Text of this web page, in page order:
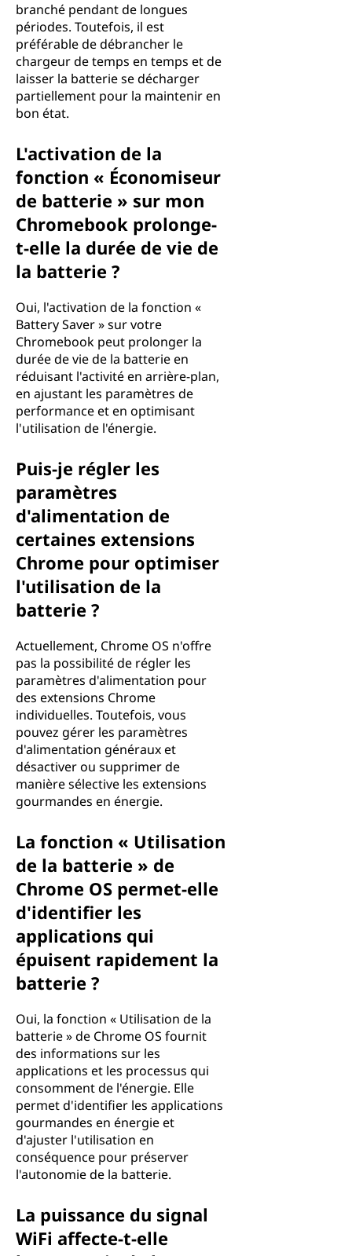
branché pendant de longues
périodes. Toutefois, il est
préférable de débrancher le
chargeur de temps en temps et de
laisser la batterie se décharger
partiellement pour la maintenir en
bon état.
L'activation de la
fonction « Économiseur
de batterie » sur mon
Chromebook prolonge-
t-elle la durée de vie de
la batterie ?
Oui, l'activation de la fonction «
Battery Saver » sur votre
Chromebook peut prolonger la
durée de vie de la batterie en
réduisant l'activité en arrière-plan,
en ajustant les paramètres de
performance et en optimisant
l'utilisation de l'énergie.
Puis-je régler les
paramètres
d'alimentation de
certaines extensions
Chrome pour optimiser
l'utilisation de la
batterie ?
Actuellement, Chrome OS n'offre
pas la possibilité de régler les
paramètres d'alimentation pour
des extensions Chrome
individuelles. Toutefois, vous
pouvez gérer les paramètres
d'alimentation généraux et
désactiver ou supprimer de
manière sélective les extensions
gourmandes en énergie.
La fonction « Utilisation
de la batterie » de
Chrome OS permet-elle
d'identifier les
applications qui
épuisent rapidement la
batterie ?
Oui, la fonction « Utilisation de la
batterie » de Chrome OS fournit
des informations sur les
applications et les processus qui
consomment de l'énergie. Elle
permet d'identifier les applications
gourmandes en énergie et
d'ajuster l'utilisation en
conséquence pour préserver
l'autonomie de la batterie.
La puissance du signal
WiFi affecte-t-elle